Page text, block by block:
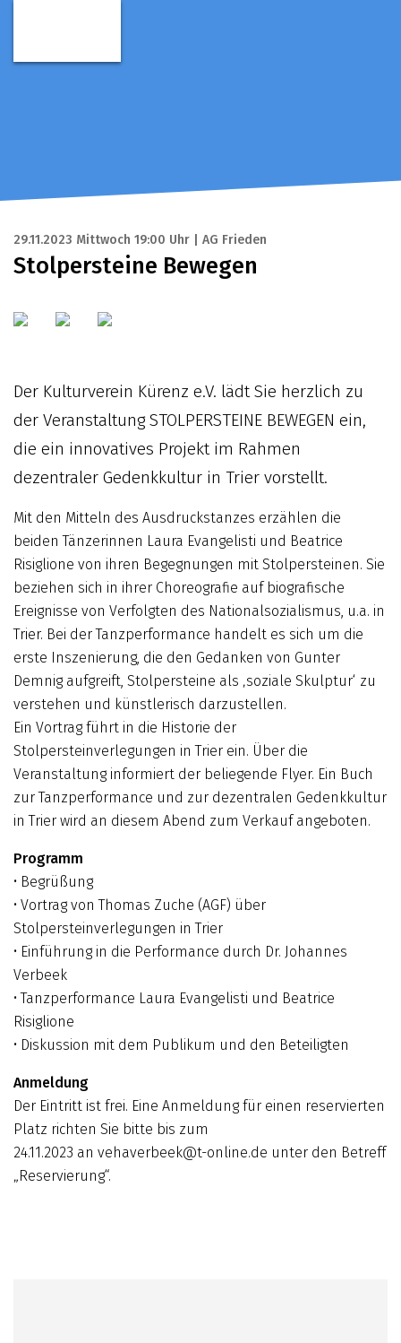
29.11.2023 Mittwoch 19:00 Uhr | AG Frieden
Stolpersteine Bewegen
Der Kulturverein Kürenz e.V. lädt Sie herzlich zu
der Veranstaltung STOLPERSTEINE BEWEGEN ein,
die ein innovatives Projekt im Rahmen
dezentraler Gedenkkultur in Trier vorstellt.
Mit den Mitteln des Ausdruckstanzes erzählen die
beiden Tänzerinnen Laura Evangelisti und Beatrice
Risiglione von ihren Begegnungen mit Stolpersteinen. Sie
beziehen sich in ihrer Choreografie auf biografische
Ereignisse von Verfolgten des Nationalsozialismus, u.a. in
Trier. Bei der Tanzperformance handelt es sich um die
erste Inszenierung, die den Gedanken von Gunter
Demnig aufgreift, Stolpersteine als ‚soziale Skulptur‘ zu
verstehen und künstlerisch darzustellen.
Ein Vortrag führt in die Historie der
Stolpersteinverlegungen in Trier ein. Über die
Veranstaltung informiert der beliegende Flyer. Ein Buch
zur Tanzperformance und zur dezentralen Gedenkkultur
in Trier wird an diesem Abend zum Verkauf angeboten.
Programm
• Begrüßung
• Vortrag von Thomas Zuche (AGF) über
Stolpersteinverlegungen in Trier
• Einführung in die Performance durch Dr. Johannes
Verbeek
• Tanzperformance Laura Evangelisti und Beatrice
Risiglione
• Diskussion mit dem Publikum und den Beteiligten
Anmeldung
Der Eintritt ist frei. Eine Anmeldung für einen reservierten
Platz richten Sie bitte bis zum
24.11.2023 an vehaverbeek@t-online.de unter den Betreff
„Reservierung“.